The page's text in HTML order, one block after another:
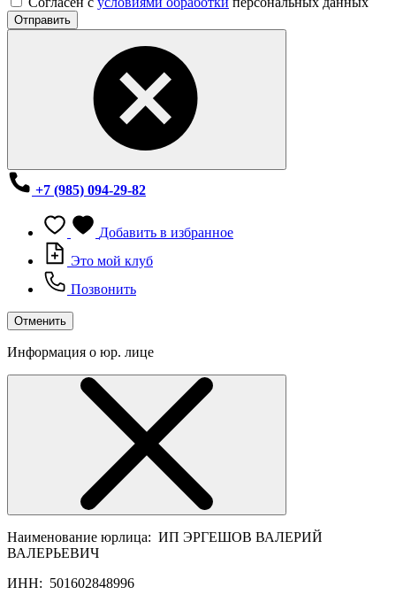
Отправить
+7 (985) 094-29-82
Добавить в избранное
Это мой клуб
Позвонить
Отменить
Информация о юр. лице
Наименование юрлица: ИП ЭРГЕШОВ ВАЛЕРИЙ
ВАЛЕРЬЕВИЧ
ИНН: 501602848996